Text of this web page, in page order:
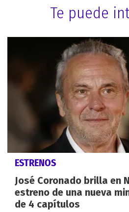
Te puede
ESTRENOS
José Coronado brilla en
estreno de una nueva
de 4 capítulos